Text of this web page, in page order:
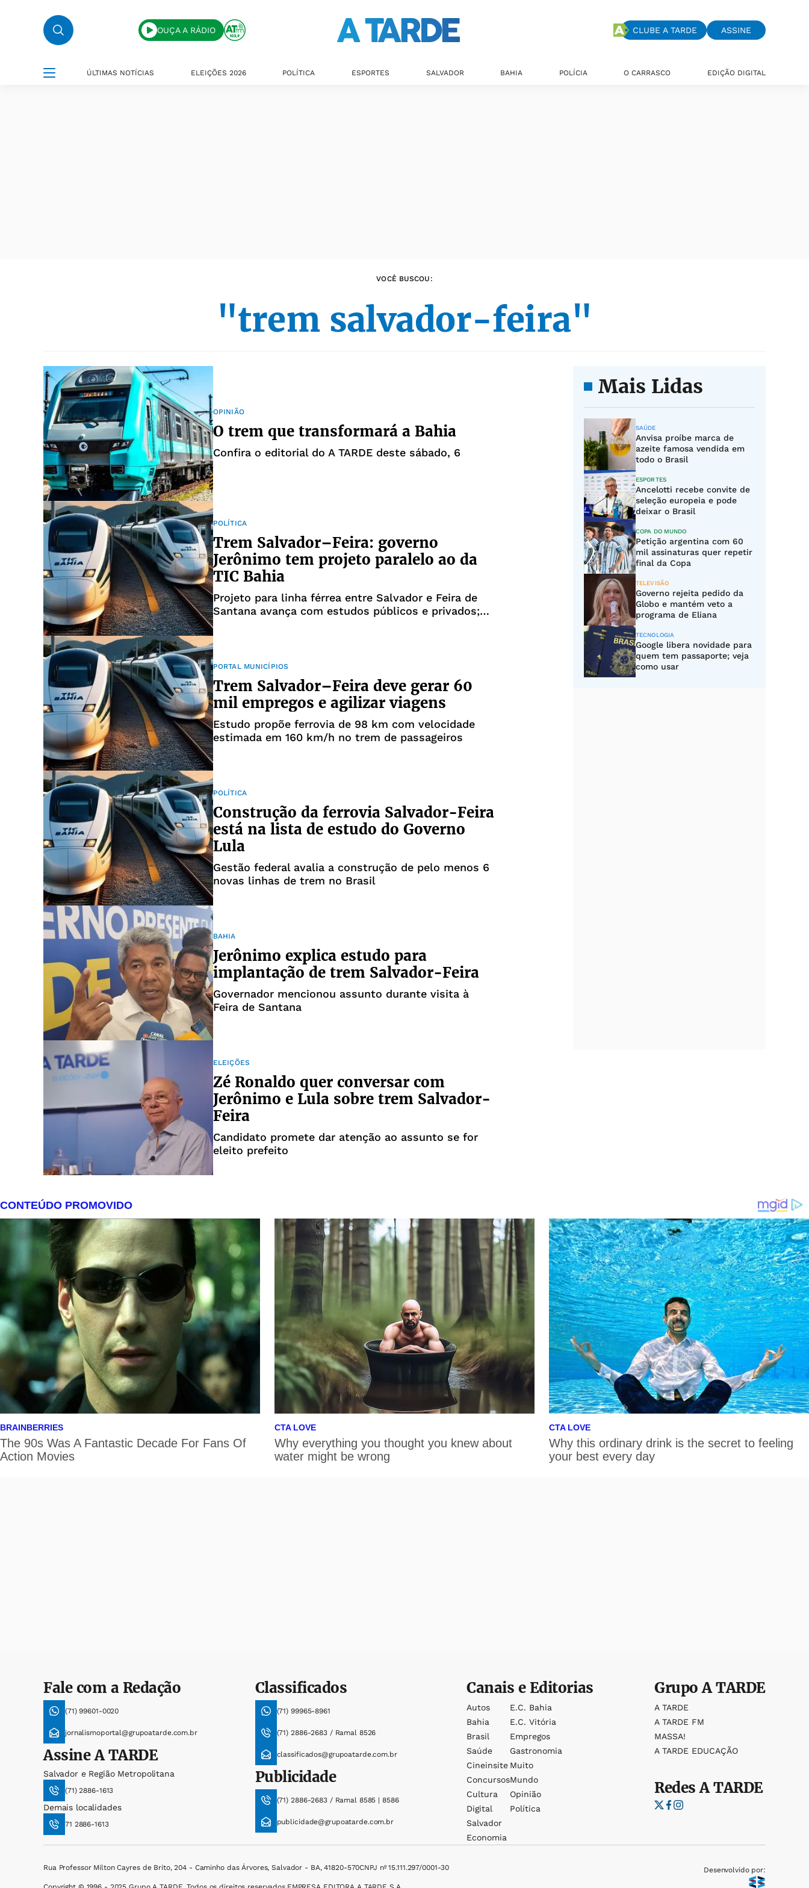
OUÇA A RÁDIO CLUBE A TARDE ASSINE
ÚLTIMAS NOTÍCIAS ELEIÇÕES 2026 POLÍTICA ESPORTES SALVADOR BAHIA POLÍCIA O CARRASCO EDIÇÃO DIGITAL
VOCÊ BUSCOU:
"trem salvador-feira"
OPINIÃO
O trem que transformará a Bahia
Confira o editorial do A TARDE deste sábado, 6
POLÍTICA
Trem Salvador–Feira: governo
Jerônimo tem projeto paralelo ao da
TIC Bahia
Projeto para linha férrea entre Salvador e Feira de
Santana avança com estudos públicos e privados;
PORTAL MUNICÍPIOS
Trem Salvador–Feira deve gerar 60
mil empregos e agilizar viagens
Estudo propõe ferrovia de 98 km com velocidade
estimada em 160 km/h no trem de passageiros
POLÍTICA
Construção da ferrovia Salvador-Feira
está na lista de estudo do Governo
Lula
Gestão federal avalia a construção de pelo menos 6
novas linhas de trem no Brasil
BAHIA
Jerônimo explica estudo para
implantação de trem Salvador-Feira
Governador mencionou assunto durante visita à
Feira de Santana
ELEIÇÕES
Zé Ronaldo quer conversar com
Jerônimo e Lula sobre trem Salvador-
Feira
Candidato promete dar atenção ao assunto se for
eleito prefeito
Mais Lidas
SAÚDE
Anvisa proíbe marca de
azeite famosa vendida em
todo o Brasil
ESPORTES
Ancelotti recebe convite de
seleção europeia e pode
deixar o Brasil
COPA DO MUNDO
Petição argentina com 60
mil assinaturas quer repetir
final da Copa
TELEVISÃO
Governo rejeita pedido da
Globo e mantém veto a
programa de Eliana
TECNOLOGIA
Google libera novidade para
quem tem passaporte; veja
como usar
Fale com a Redação
(71) 99601-0020
jornalismoportal@grupoatarde.com.br
AssineA TARDE
Salvador e Região Metropolitana
(71) 2886-1613
Demais localidades
71 2886-1613
Classificados
(71) 99965-8961
(71) 2886-2683 / Ramal 8526
classificados@grupoatarde.com.br
Publicidade
(71) 2886-2683 / Ramal 8585 | 8586
publicidade@grupoatarde.com.br
Canais e Editorias
Autos
Bahia
Brasil
Saúde
Cineinsite
Concursos
Cultura
Digital
Salvador
Economia
E.c. Bahia
E.c. Vitória
Empregos
Gastronomia
Muito
Mundo
Opinião
Política
GrupoA TARDE
A TARDE
A TARDE FM
MASSA!
A TARDE EDUCAÇÃO
RedesA TARDE
Rua Professor Milton Cayres de Brito, 204 - Caminho das Árvores, Salvador - BA, 41820-570CNPJ nº 15.111.297/0001-30 Desenvolvido por: